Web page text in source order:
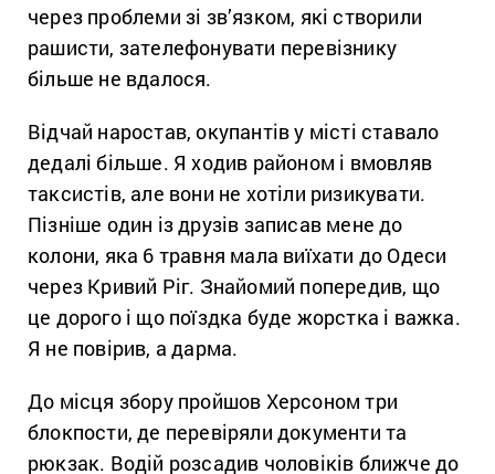
через проблеми зі зв’язком, які створили
рашисти, зателефонувати перевізнику
більше не вдалося.
Відчай наростав, окупантів у місті ставало
дедалі більше. Я ходив районом і вмовляв
таксистів, але вони не хотіли ризикувати.
Пізніше один із друзів записав мене до
колони, яка 6 травня мала виїхати до Одеси
через Кривий Ріг. Знайомий попередив, що
це дорого і що поїздка буде жорстка і важка.
Я не повірив, а дарма.
До місця збору пройшов Херсоном три
блокпости, де перевіряли документи та
рюкзак. Водій розсадив чоловіків ближче до